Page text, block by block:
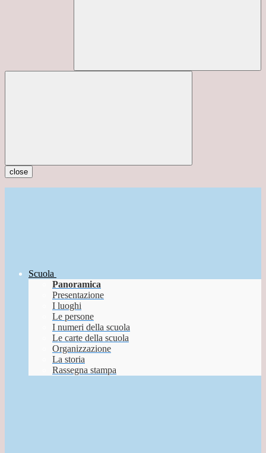
close
Scuola
Panoramica
Presentazione
I luoghi
Le persone
I numeri della scuola
Le carte della scuola
Organizzazione
La storia
Rassegna stampa